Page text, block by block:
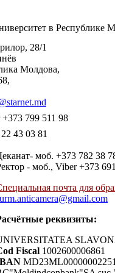
в Республике
28/1
Молдова,
799 511 98
43 03 81
моб. +373 782 38
- моб., Viber +373
почта для
реквизиты:
Fiscal 1002600006861